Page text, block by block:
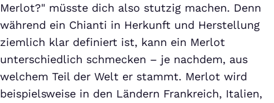
Merlot?" müsste dich also stutzig machen. Denn
während ein Chianti in Herkunft und Herstellung
ziemlich klar definiert ist, kann ein Merlot
unterschiedlich schmecken – je nachdem, aus
welchem Teil der Welt er stammt. Merlot wird
beispielsweise in den Ländern Frankreich, Italien,